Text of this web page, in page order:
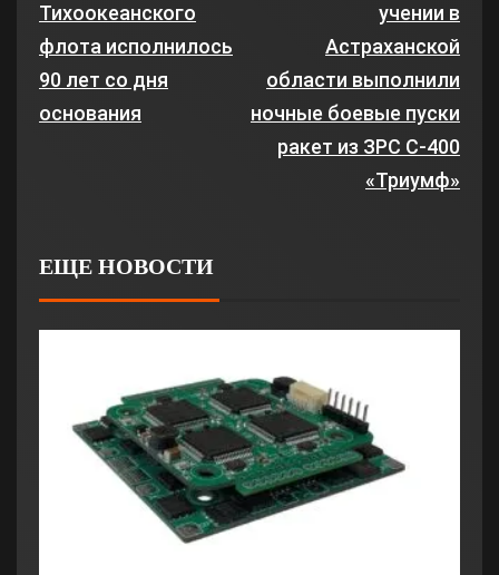
Тихоокеанского
флота исполнилось
90 лет со дня
основания
учении в
Астраханской
области выполнили
ночные боевые пуски
ракет из ЗРС С-400
«Триумф»
ЕЩЕ НОВОСТИ